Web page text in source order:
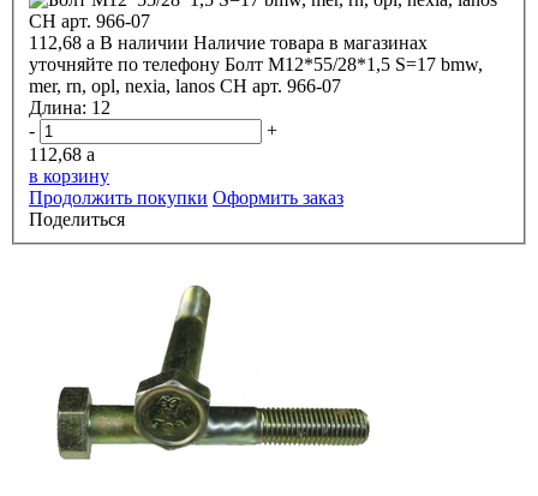
112,68 a В наличии Наличие товара в магазинах
уточняйте по телефону Болт М12*55/28*1,5 S=17 bmw,
mer, rn, opl, nexia, lanos CH арт. 966-07
Длина: 12
-
+
112,68 a
в корзину
Продолжить покупки Оформить заказ
Поделиться